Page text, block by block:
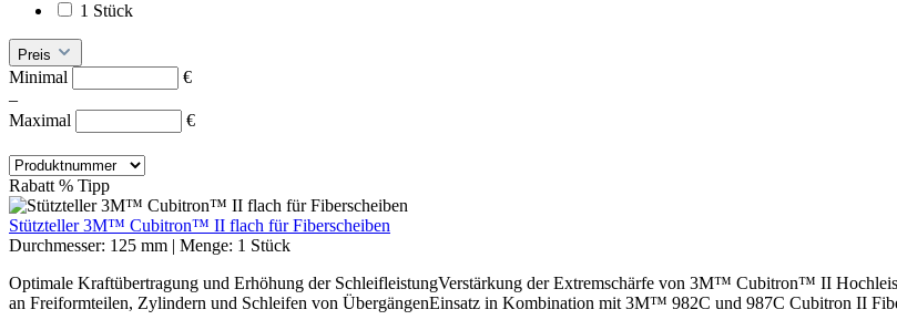
1 Stück
Preis
Minimal
€
–
Maximal
€
Rabatt % Tipp
Stützteller 3M™ Cubitron™ II flach für Fiberscheiben
Durchmesser: 125 mm | Menge: 1 Stück
Optimale Kraftübertragung und Erhöhung der SchleifleistungVerstärkung der Extremschärfe von 3M™ Cubitron™ II
an Freiformteilen, Zylindern und Schleifen von ÜbergängenEinsatz in Kombination mit 3M™ 982C und 987C Cubitron II